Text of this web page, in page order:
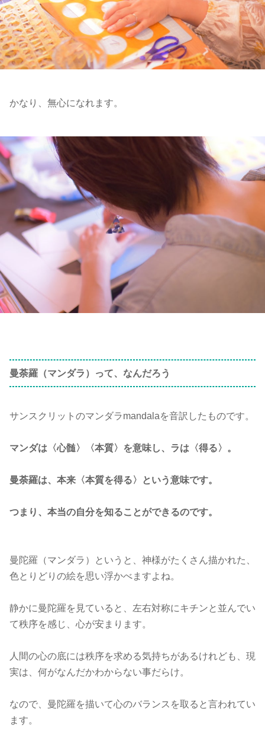
かなり、無心になれます。
曼荼羅（マンダラ）って、なんだろう
サンスクリットのマンダラmandalaを音訳したものです。
マンダは〈心髄〉〈本質〉を意味し、ラは〈得る〉。
曼荼羅は、本来〈本質を得る〉という意味です。
つまり、本当の自分を知ることができるのです。
曼陀羅（マンダラ）というと、神様がたくさん描かれた、
色とりどりの絵を思い浮かべますよね。
静かに曼陀羅を見ていると、左右対称にキチンと並んでい
て秩序を感じ、心が安まります。
人間の心の底には秩序を求める気持ちがあるけれども、現
実は、何がなんだかわからない事だらけ。
なので、曼陀羅を描いて心のバランスを取ると言われてい
ます。